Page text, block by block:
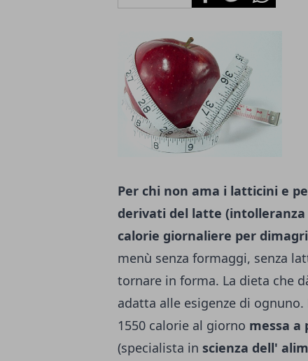
Per chi non ama i latticini e
derivati del latte
calorie giornaliere per
menù senza formaggi, senza
tornare in forma. La dieta che
adat­ta alle esigenze di
1550 calorie al giorno messa a
(specialista in scienza dell'